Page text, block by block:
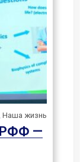
Наша жизнь
РФФ —